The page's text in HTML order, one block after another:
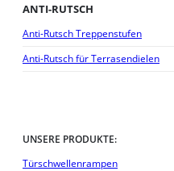
ANTI-RUTSCH
Anti-Rutsch Treppenstufen
Anti-Rutsch für Terrasendielen
UNSERE PRODUKTE:
Türschwellenrampen